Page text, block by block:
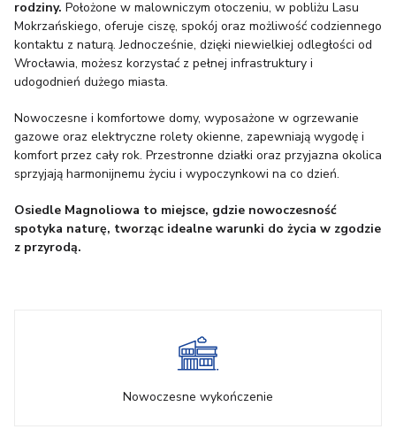
rodziny. Położone w malowniczym otoczeniu, w pobliżu Lasu
Mokrzańskiego, oferuje ciszę, spokój oraz możliwość codziennego
kontaktu z naturą. Jednocześnie, dzięki niewielkiej odległości od
Wrocławia, możesz korzystać z pełnej infrastruktury i
udogodnień dużego miasta.
Nowoczesne i komfortowe domy, wyposażone w ogrzewanie
gazowe oraz elektryczne rolety okienne, zapewniają wygodę i
komfort przez cały rok. Przestronne działki oraz przyjazna okolica
sprzyjają harmonijnemu życiu i wypoczynkowi na co dzień.
Osiedle Magnoliowa to miejsce, gdzie nowoczesność
spotyka naturę, tworząc idealne warunki do życia w zgodzie
z przyrodą.
Nowoczesne wykończenie